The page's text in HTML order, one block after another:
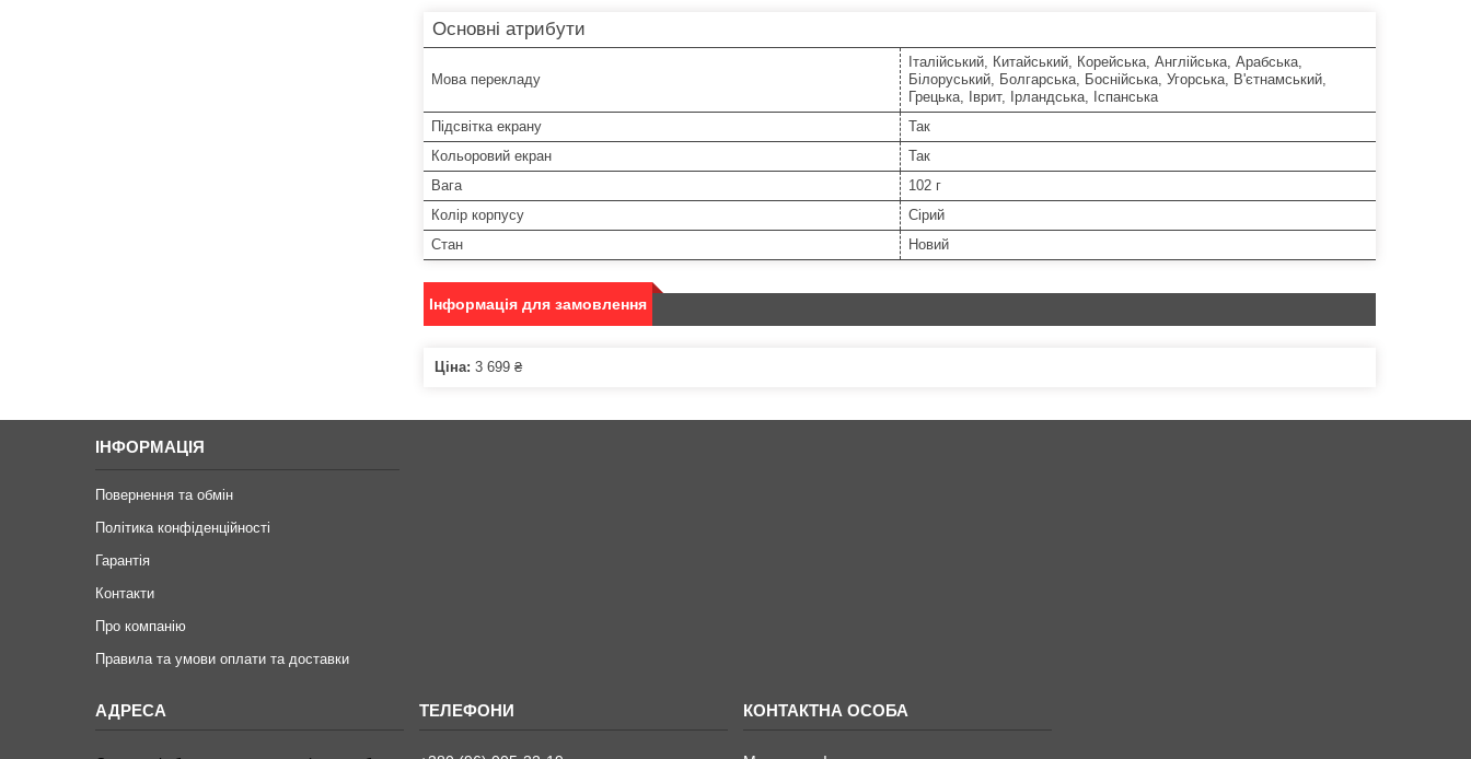
Основні атрибути
Мова перекладу
Італійський, Китайський, Корейська, Англійська, Арабська,
Білоруський, Болгарська, Боснійська, Угорська, В'єтнамський,
Грецька, Іврит, Ірландська, Іспанська
Підсвітка екрану
Так
Кольоровий екран
Так
Вага
102 г
Колір корпусу
Сірий
Стан
Новий
Інформація для замовлення
Ціна: 3 699 ₴
ІНФОРМАЦІЯ
Повернення та обмін
Політика конфіденційності
Гарантія
Контакти
Про компанію
Правила та умови оплати та доставки